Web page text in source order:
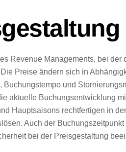
Revenue Managements, bei der
Preise ändern sich in
und
aktuelle Buchungsentwicklung
Hauptsaisons rechtfertigen in
Auch der
bei der Preisgestaltung